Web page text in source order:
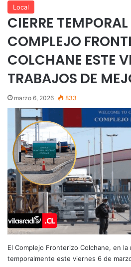
Local
CIERRE TEMPORAL
COMPLEJO
COLCHANE ESTE
TRABAJOS DE
marzo 6, 2026 833
El Complejo Fronterizo Colchane, en
temporalmente este viernes 6 de